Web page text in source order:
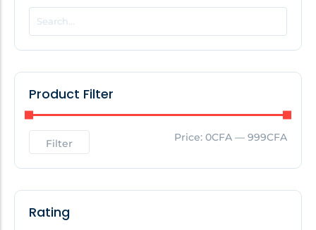
POPULAR THIS WEEK
No Posts Found!
No Posts Found!
Product Filter
Filter Price: 0CFA — 999CFA
Rating